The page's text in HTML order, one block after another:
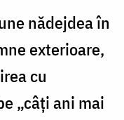
nădejdea în
exterioare,
cu
„câți ani mai